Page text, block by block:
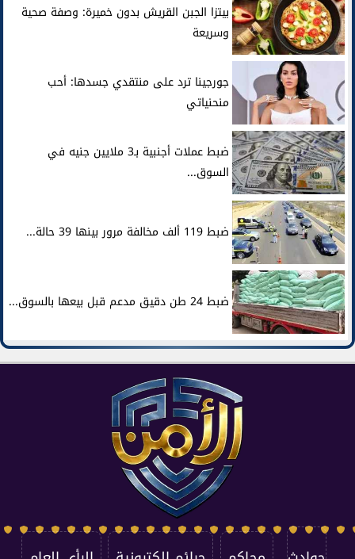
بيتزا الجبن القريش بدون خميرة: وصفة صحية
وسريعة
جورجينا ترد على منتقدي جسدها: أحب
منحنياتي
ضبط عملات أجنبية بـ3 ملايين جنيه في
السوق...
ضبط 119 ألف مخالفة مرور بينها 39 حالة...
ضبط 24 طن دقيق مدعم قبل بيعها بالسوق...